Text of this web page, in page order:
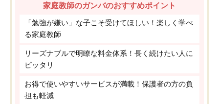
家庭教師のガンバのおすすめポイント
「勉強が嫌い」な子こそ受けてほしい！楽しく学べ
る家庭教師
リーズナブルで明瞭な料金体系！長く続けたい人に
ピッタリ
お得で使いやすいサービスが満載！保護者の方の負
担も軽減